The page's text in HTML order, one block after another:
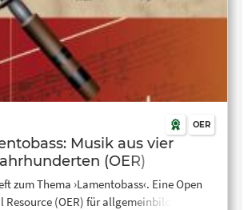
OER
Musik aus vier
(OER)
zum Thema ›Lamentobass‹. Eine Open
(OER) für allgemeinbildende